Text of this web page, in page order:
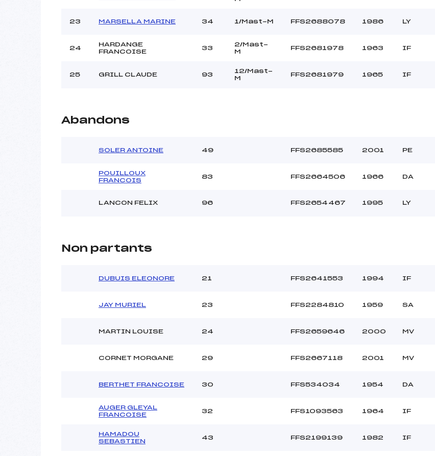
23 MARSELLA MARINE 34 1/Mast-M FFS2688078 1986 LY
24
HARDANGE
FRANCOISE
33
2/Mast-
M
FFS2681978 1963 IF
25 GRILL CLAUDE 93
12/Mast-
M
FFS2681979 1965 IF
Abandons
SOLER ANTOINE 49 FFS2685585 2001 PE
POUILLOUX
FRANCOIS
83 FFS2664506 1966 DA
LANCON FELIX 96 FFS2654467 1995 LY
Non partants
DUBUIS ELEONORE 21 FFS2641553 1994 IF
JAY MURIEL 23 FFS2284810 1959 SA
MARTIN LOUISE 24 FFS2659646 2000 MV
CORNET MORGANE 29 FFS2667118 2001 MV
BERTHET FRANCOISE 30 FFS534034 1954 DA
AUGER GLEYAL
FRANCOISE
32 FFS1093563 1964 IF
HAMADOU
SEBASTIEN
43 FFS2199139 1982 IF